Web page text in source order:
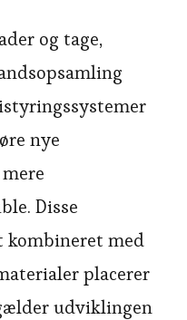
og tage,
nye
Disse
kombineret med
placerer
udviklingen